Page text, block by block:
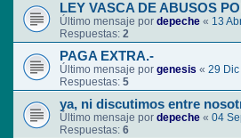
LEY VASCA DE ABUSOS
Último mensaje por depeche « 13
Respuestas: 2
PAGA EXTRA.-
Último mensaje por genesis « 29
Respuestas: 5
ya, ni discutimos entre
Último mensaje por depeche « 04
Respuestas: 6